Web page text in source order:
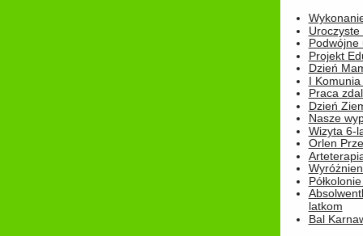
Podwójne
Projekt
Dzień
I
Praca
Dzień
Nasze
Wizyta 6-
Orlen
latkom
Bal